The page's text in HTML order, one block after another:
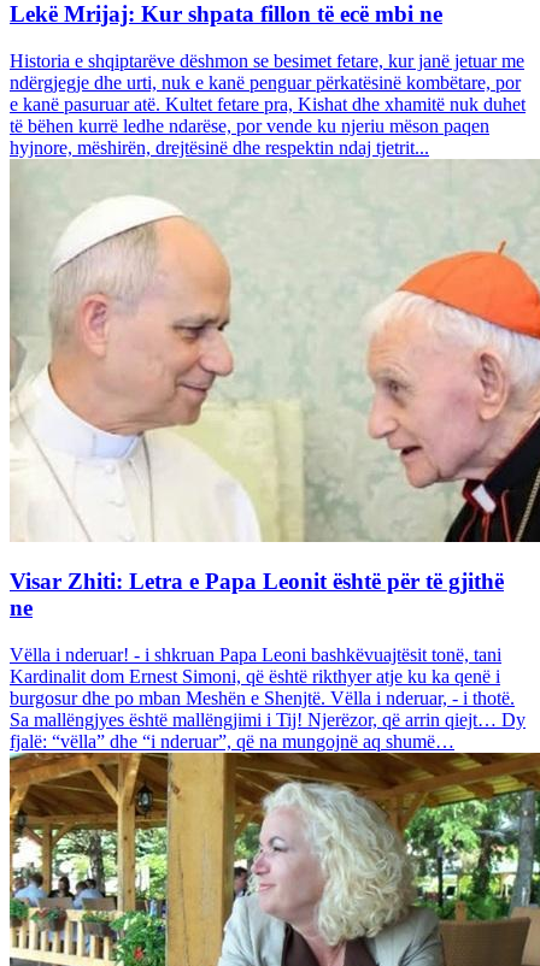
Lekë Mrijaj: Kur shpata fillon të ecë mbi ne
Historia e shqiptarëve dëshmon se besimet fetare, kur janë jetuar me
ndërgjegje dhe urti, nuk e kanë penguar përkatësinë kombëtare, por
e kanë pasuruar atë. Kultet fetare pra, Kishat dhe xhamitë nuk duhet
të bëhen kurrë ledhe ndarëse, por vende ku njeriu mëson paqen
hyjnore, mëshirën, drejtësinë dhe respektin ndaj tjetrit...
Visar Zhiti: Letra e Papa Leonit është për të gjithë
ne
Vëlla i nderuar! - i shkruan Papa Leoni bashkëvuajtësit tonë, tani
Kardinalit dom Ernest Simoni, që është rikthyer atje ku ka qenë i
burgosur dhe po mban Meshën e Shenjtë. Vëlla i nderuar, - i thotë.
Sa mallëngjyes është mallëngjimi i Tij! Njerëzor, që arrin qiejt… Dy
fjalë: “vëlla” dhe “i nderuar”, që na mungojnë aq shumë…